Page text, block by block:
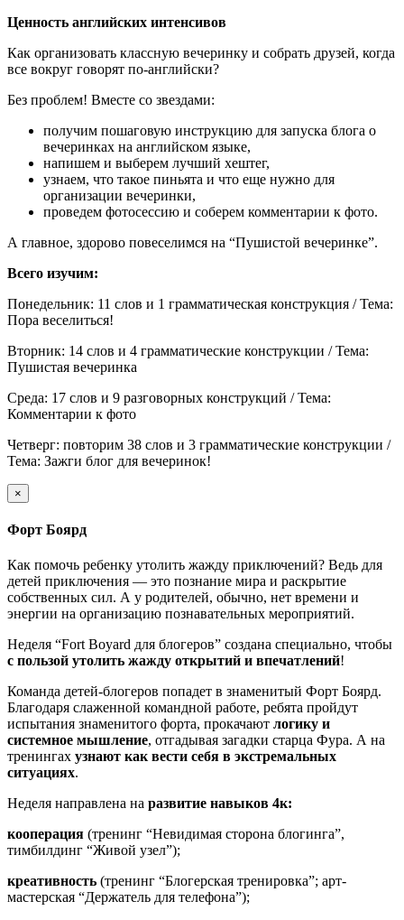
Ценность английских интенсивов
Как организовать классную вечеринку и собрать друзей, когда
все вокруг говорят по-английски?
Без проблем! Вместе со звездами:
получим пошаговую инструкцию для запуска блога о
вечеринках на английском языке,
напишем и выберем лучший хештег,
узнаем, что такое пиньята и что еще нужно для
организации вечеринки,
проведем фотосессию и соберем комментарии к фото.
А главное, здорово повеселимся на “Пушистой вечеринке”.
Всего изучим:
Понедельник: 11 слов и 1 грамматическая конструкция / Тема:
Пора веселиться!
Вторник: 14 слов и 4 грамматические конструкции / Тема:
Пушистая вечеринка
Среда: 17 слов и 9 разговорных конструкций / Тема:
Комментарии к фото
Четверг: повторим 38 слов и 3 грамматические конструкции /
Тема: Зажги блог для вечеринок!
×
Форт Боярд
Как помочь ребенку утолить жажду приключений? Ведь для
детей приключения — это познание мира и раскрытие
собственных сил. А у родителей, обычно, нет времени и
энергии на организацию познавательных мероприятий.
Неделя “Fort Boyard для блогеров” создана специально, чтобы
с пользой утолить жажду открытий и впечатлений!
Команда детей-блогеров попадет в знаменитый Форт Боярд.
Благодаря слаженной командной работе, ребята пройдут
испытания знаменитого форта, прокачают логику и
системное мышление, отгадывая загадки старца Фура. А на
тренингах узнают как вести себя в экстремальных
ситуациях.
Неделя направлена на развитие навыков 4к:
кооперация (тренинг “Невидимая сторона блогинга”,
тимбилдинг “Живой узел”);
креативность (тренинг “Блогерская тренировка”; арт-
мастерская “Держатель для телефона”);